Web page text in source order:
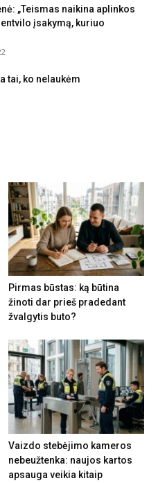
„Teismas naikina aplinkos
įsakymą, kuriuo
tai, ko nelaukėm
Pirmas būstas: ką būtina
žinoti dar prieš pradedant
žvalgytis buto?
Vaizdo stebėjimo kameros
nebeužtenka: naujos kartos
apsauga veikia kitaip